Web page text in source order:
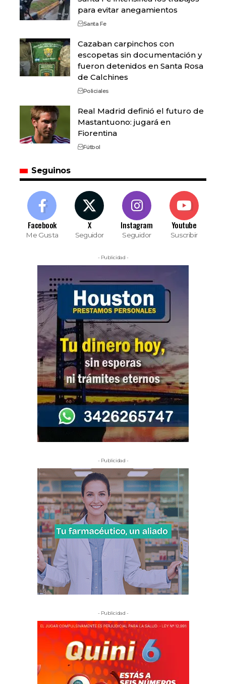
para evitar anegamientos
Santa Fe
Cazaban carpinchos con
escopetas sin documentación y
fueron detenidos en Santa Rosa
de Calchines
Policiales
Real Madrid definió el futuro de
Mastantuono: jugará en
Fiorentina
Fútbol
Seguinos
Facebook
Me Gusta
X
Seguidor
Instagram
Seguidor
Youtube
Suscribir
- Publicidad -
- Publicidad -
- Publicidad -